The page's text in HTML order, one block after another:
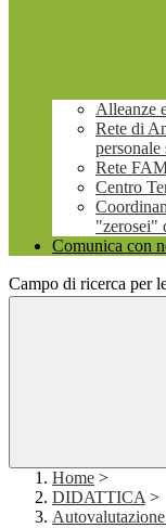
Alleanze
Rete di
personale
Rete
Centro
"zerosei"
Comunica con
Campo di ricerca per
Home >
DIDATTICA >